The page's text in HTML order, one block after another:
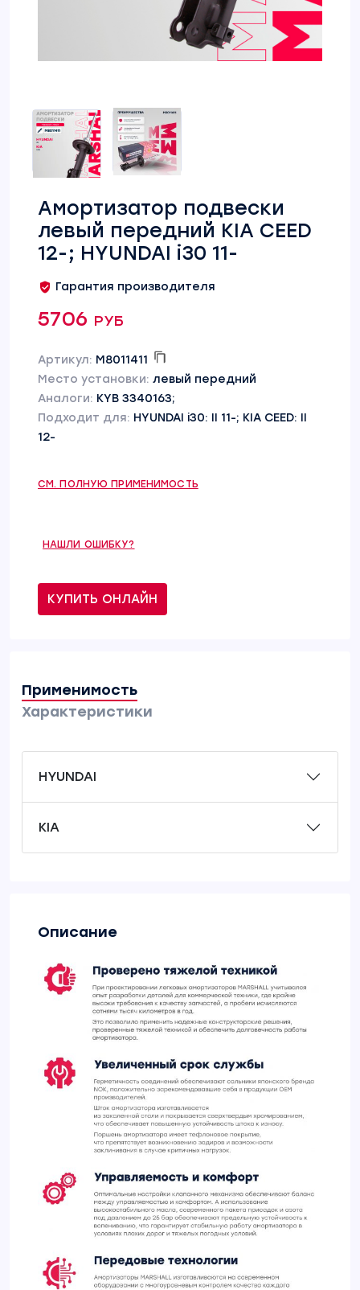
Амортизатор подвески
левый передний KIA CEED
12-; HYUNDAI i30 11-
Гарантия производителя
5706 руб
Артикул: M8011411
Место установки: левый передний
Аналоги: KYB 3340163;
Подходит для: HYUNDAI i30: II 11-; KIA CEED: II
12-
СМ. ПОЛНУЮ ПРИМЕНИМОСТЬ
НАШЛИ ОШИБКУ?
КУПИТЬ ОНЛАЙН
Применимость
Характеристики
HYUNDAI
KIA
Описание